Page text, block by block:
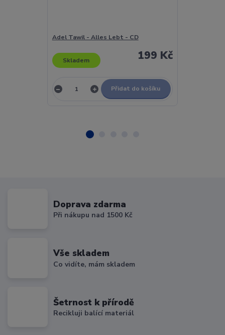
Adel Tawil - Alles Lebt - CD
199 Kč
Skladem
Přidat do košíku
Doprava zdarma
Při nákupu nad 1500 Kč
Vše skladem
Co vidíte, mám skladem
Šetrnost k přírodě
Recikluji balící materiál